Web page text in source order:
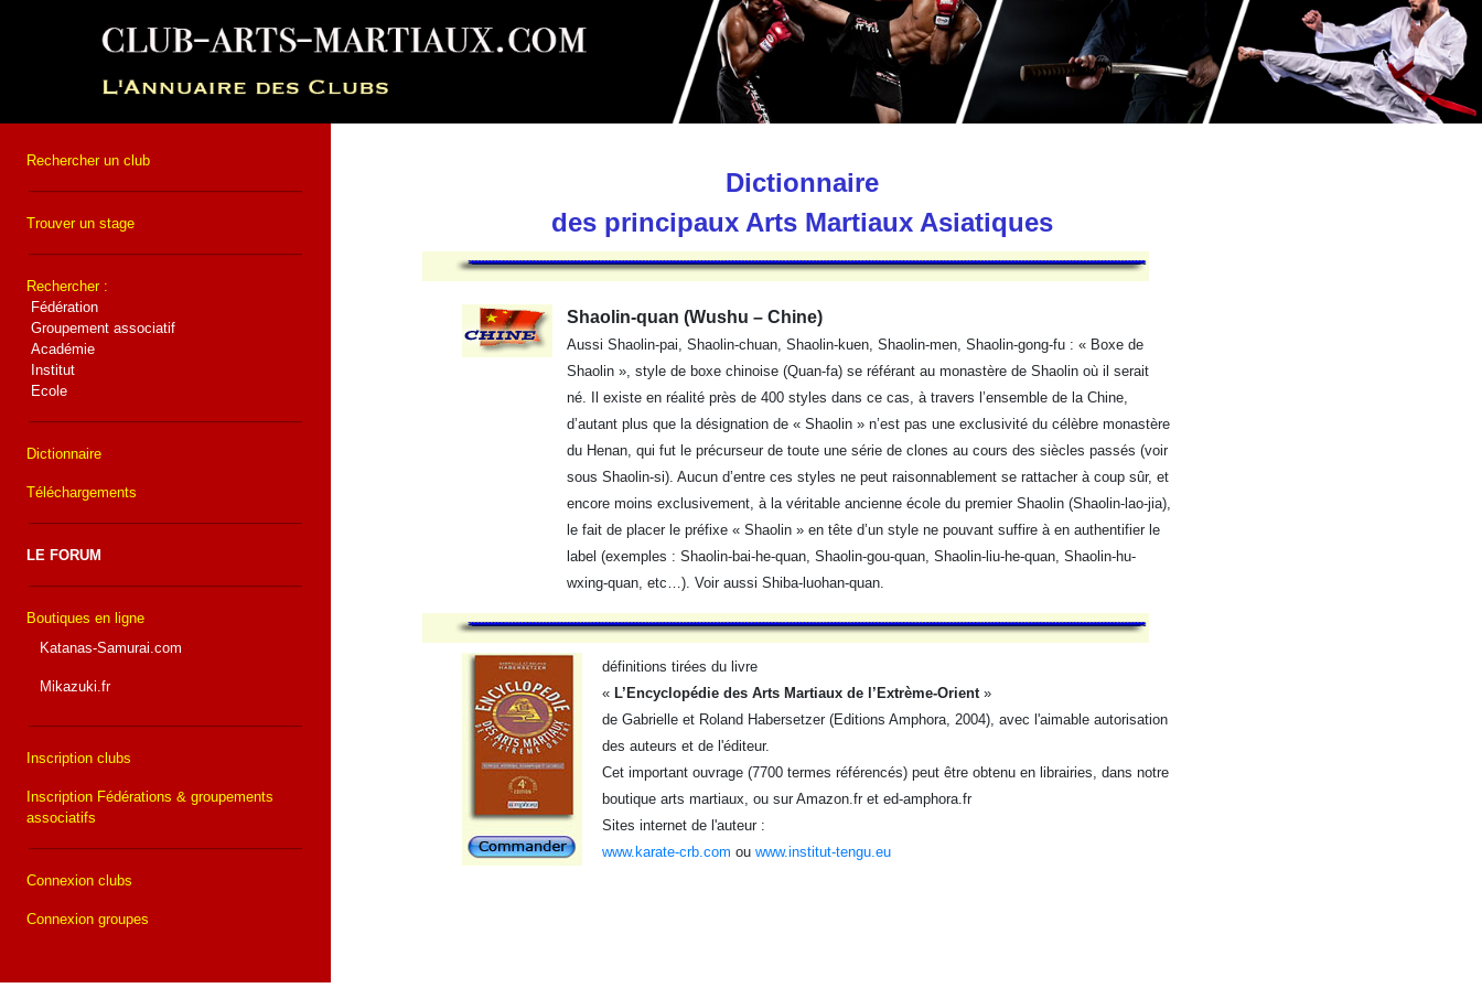
Rechercher un club
Trouver un stage
Rechercher :
Fédération
Groupement associatif
Académie
Institut
Ecole
Dictionnaire
Téléchargements
LE FORUM
Boutiques en ligne
Katanas-Samurai.com
Mikazuki.fr
Inscription clubs
Inscription Fédérations & groupements
associatifs
Connexion clubs
Connexion groupes
Dictionnaire
des principaux Arts Martiaux Asiatiques
Shaolin-quan (Wushu – Chine)
Aussi Shaolin-pai, Shaolin-chuan, Shaolin-kuen, Shaolin-men, Shaolin-gong-fu : « Boxe de
Shaolin », style de boxe chinoise (Quan-fa) se référant au monastère de Shaolin où il serait
né. Il existe en réalité près de 400 styles dans ce cas, à travers l’ensemble de la Chine,
d’autant plus que la désignation de « Shaolin » n’est pas une exclusivité du célèbre monastère
du Henan, qui fut le précurseur de toute une série de clones au cours des siècles passés (voir
sous Shaolin-si). Aucun d’entre ces styles ne peut raisonnablement se rattacher à coup sûr, et
encore moins exclusivement, à la véritable ancienne école du premier Shaolin (Shaolin-lao-jia),
le fait de placer le préfixe « Shaolin » en tête d’un style ne pouvant suffire à en authentifier le
label (exemples : Shaolin-bai-he-quan, Shaolin-gou-quan, Shaolin-liu-he-quan, Shaolin-hu-
wxing-quan, etc…). Voir aussi Shiba-luohan-quan.
définitions tirées du livre
« L’Encyclopédie des Arts Martiaux de l’Extrème-Orient»
de Gabrielle et Roland Habersetzer (Editions Amphora, 2004), avec l'aimable autorisation
des auteurs et de l'éditeur.
Cet important ouvrage (7700 termes référencés) peut être obtenu en librairies, dans notre
boutique arts martiaux, ou sur Amazon.fr et ed-amphora.fr
Sites internet de l'auteur :
www.karate-crb.com ou www.institut-tengu.eu